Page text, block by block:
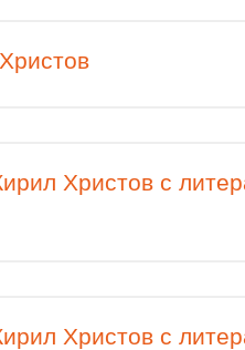
Христов с
Христов с